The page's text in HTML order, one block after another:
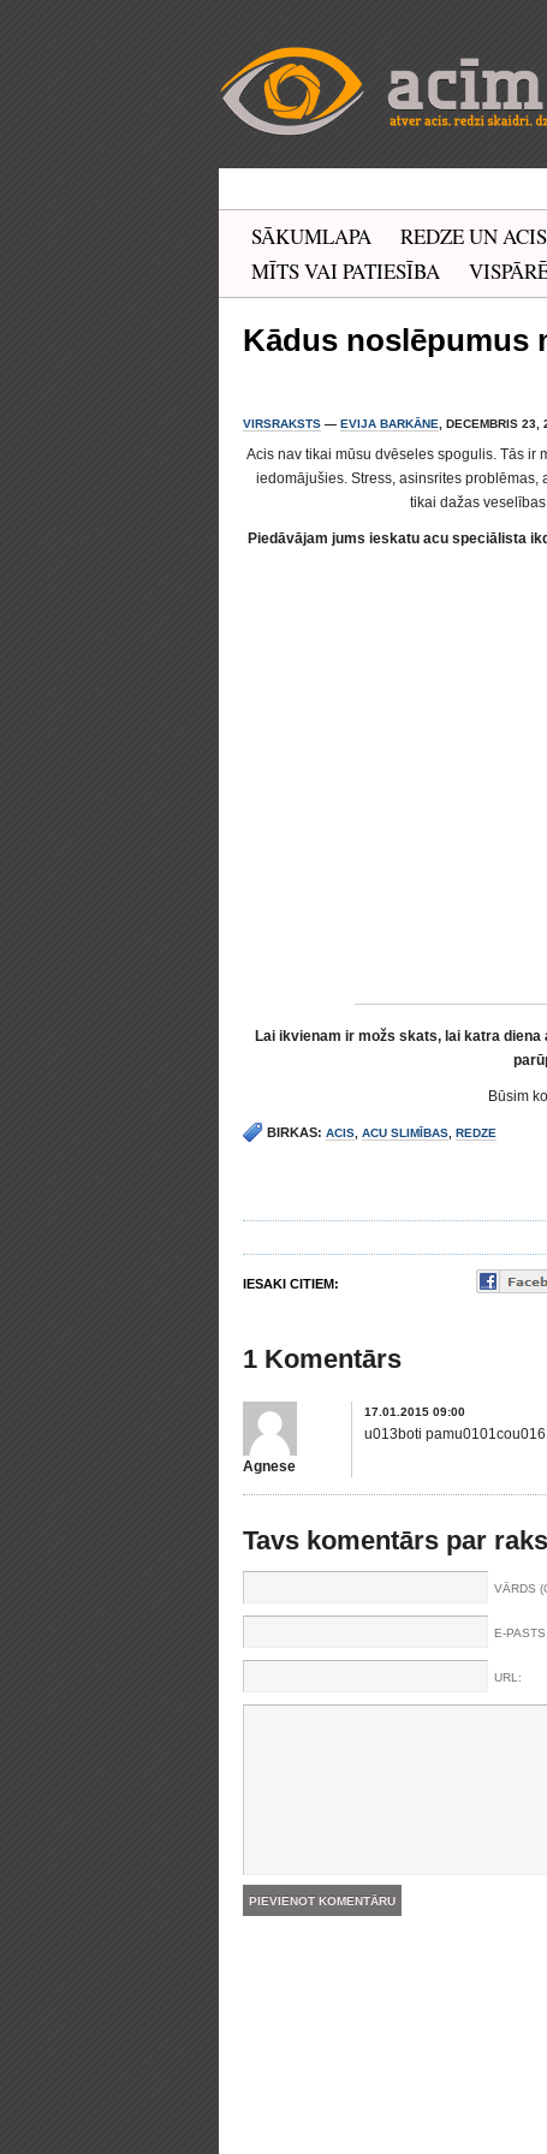
SĀKUMLAPA REDZE UN ACIS
MĪTS VAI PATIESĪBA
Kādus noslēpumus
VIRSRAKSTS — EVIJA BARKĀNE , DECEMBRIS
Acis nav tikai mūsu dvēseles spogulis. Tās ir
iedomājušies. Stress, asinsrites
tikai dažas
Piedāvājam jums ieskatu acu speciālista
Lai ikvienam ir možs skats, lai katra
Būsim
BIRKAS: ACIS ACU SLIMĪBAS REDZE
IESAKI CITIEM:
1 Komentārs
Agnese
17.01.2015 09:00
u013boti
Tavs komentārs par
VĀRDS
E-
URL: